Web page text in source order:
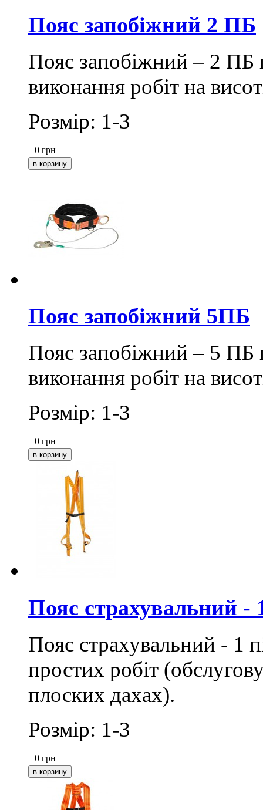
Пояс запобіжний 2 ПБ
Пояс запобіжний – 2 ПБ
виконання робіт на
Розмір: 1-3
0 грн
Пояс запобіжний 5ПБ
Пояс запобіжний – 5 ПБ
виконання робіт на
Розмір: 1-3
0 грн
Пояс страхувальний
Пояс страхувальний - 1
простих робіт
плоских дахах).
Розмір: 1-3
0 грн